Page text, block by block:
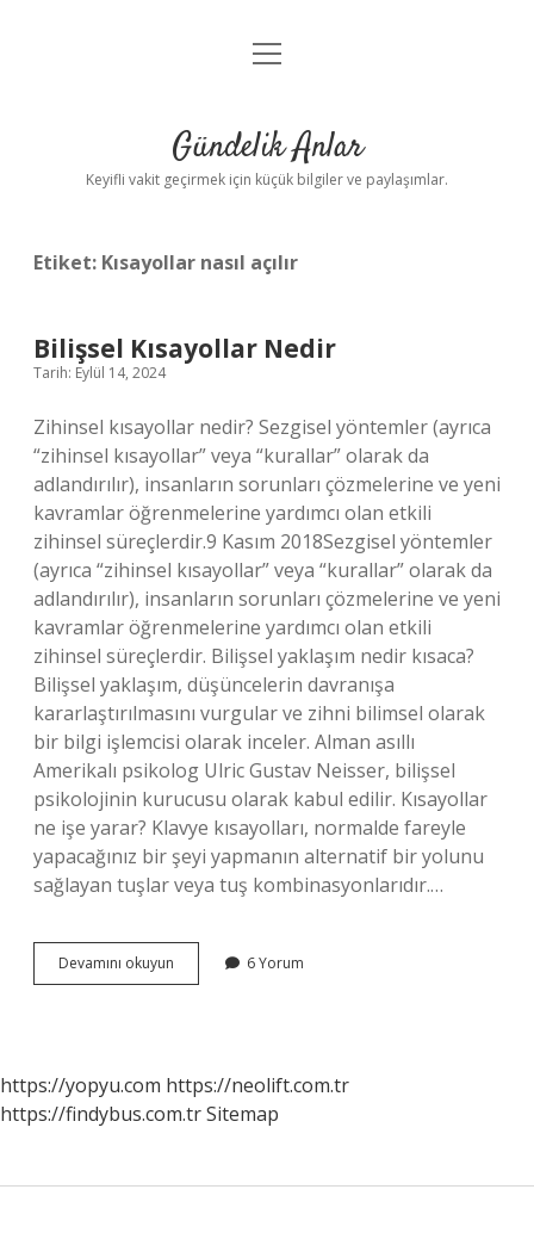
Anasayfa
Yasal Uyarı
menüyü
Gündelik Anlar
Keyifli vakit geçirmek için küçük bilgiler ve paylaşımlar.
Etiket: Kısayollar nasıl açılır
Bilişsel Kısayollar Nedir
Tarih: Eylül 14, 2024
Zihinsel kısayollar nedir? Sezgisel yöntemler (ayrıca
“zihinsel kısayollar” veya “kurallar” olarak da
adlandırılır), insanların sorunları çözmelerine ve yeni
kavramlar öğrenmelerine yardımcı olan etkili
zihinsel süreçlerdir.9 Kasım 2018Sezgisel yöntemler
(ayrıca “zihinsel kısayollar” veya “kurallar” olarak da
adlandırılır), insanların sorunları çözmelerine ve yeni
kavramlar öğrenmelerine yardımcı olan etkili
zihinsel süreçlerdir. Bilişsel yaklaşım nedir kısaca?
Bilişsel yaklaşım, düşüncelerin davranışa
kararlaştırılmasını vurgular ve zihni bilimsel olarak
bir bilgi işlemcisi olarak inceler. Alman asıllı
Amerikalı psikolog Ulric Gustav Neisser, bilişsel
psikolojinin kurucusu olarak kabul edilir. Kısayollar
ne işe yarar? Klavye kısayolları, normalde fareyle
yapacağınız bir şeyi yapmanın alternatif bir yolunu
sağlayan tuşlar veya tuş kombinasyonlarıdır.…
Devamını okuyun
Kısayollar
6 Yorum
https://yopyu.com https://neolift.com.tr
https://findybus.com.trSitemap